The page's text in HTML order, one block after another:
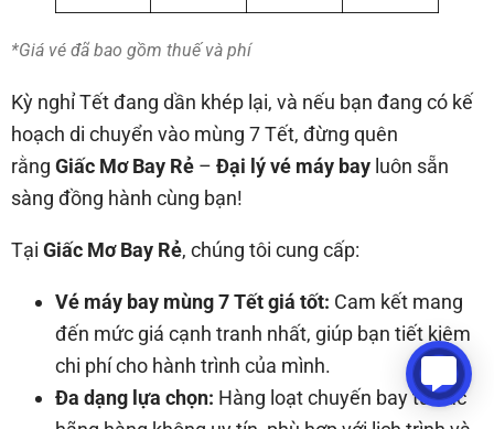
*Giá vé đã bao gồm thuế và phí
Kỳ nghỉ Tết đang dần khép lại, và nếu bạn đang có kế
hoạch di chuyển vào mùng 7 Tết, đừng quên
rằng Giấc Mơ Bay Rẻ – Đại lý vé máy bay luôn sẵn
sàng đồng hành cùng bạn!
Tại Giấc Mơ Bay Rẻ, chúng tôi cung cấp:
Vé máy bay mùng 7 Tết giá tốt: Cam kết mang
đến mức giá cạnh tranh nhất, giúp bạn tiết kiệm
chi phí cho hành trình của mình.
Đa dạng lựa chọn: Hàng loạt chuyến bay từ các